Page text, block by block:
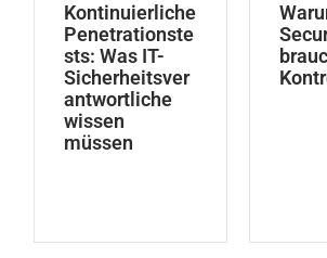
Kontinuierliche
Penetrationste
sts: Was IT-
Sicherheitsver
antwortliche
wissen
müssen